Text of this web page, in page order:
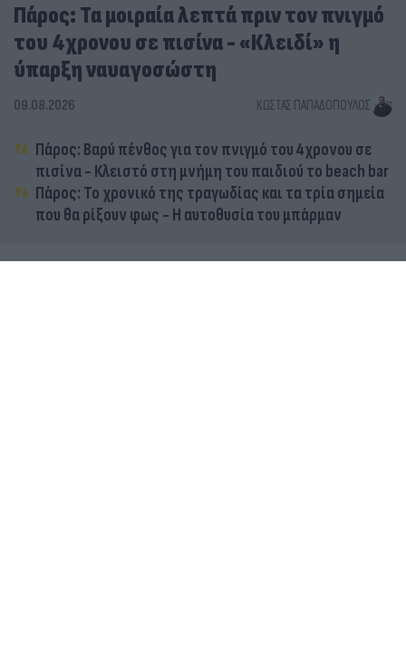
Πάρος: Τα μοιραία λεπτά πριν τον πνιγμό
του 4χρονου σε πισίνα - «Κλειδί» η
ύπαρξη ναυαγοσώστη
09.08.2026 ΚΏΣΤΑΣ ΠΑΠΑΔΌΠΟΥΛΟΣ
Πάρος: Βαρύ πένθος για τον πνιγμό του 4χρονου σε
πισίνα - Κλειστό στη μνήμη του παιδιού το beach bar
Πάρος: Το χρονικό της τραγωδίας και τα τρία σημεία
που θα ρίξουν φως - Η αυτοθυσία του μπάρμαν